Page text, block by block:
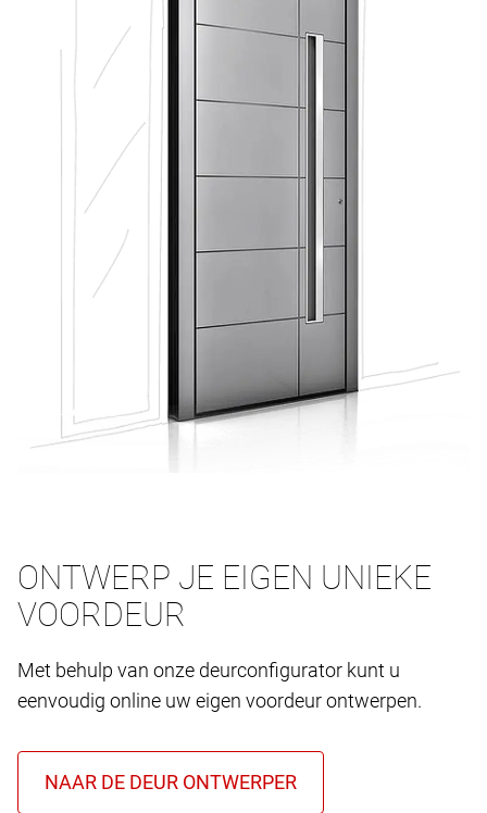
ONTWERP JE EIGEN UNIEKE
VOORDEUR
Met behulp van onze deurconfigurator kunt u
eenvoudig online uw eigen voordeur ontwerpen.